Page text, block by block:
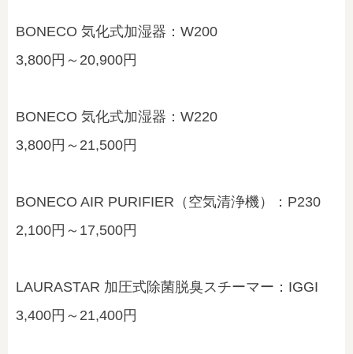
BONECO 気化式加湿器：W200
3,800円～20,900円
BONECO 気化式加湿器：W220
3,800円～21,500円
BONECO AIR PURIFIER（空気清浄機）：P230
2,100円～17,500円
LAURASTAR 加圧式除菌脱臭スチーマー：IGGI
3,400円～21,400円